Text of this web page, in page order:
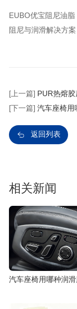
EUBO优宝阻尼油
阻尼与润滑解决方
[上一篇] PUR热熔
[下一篇] 汽车座椅用
返回列表
相关新闻
汽车座椅用哪种润滑